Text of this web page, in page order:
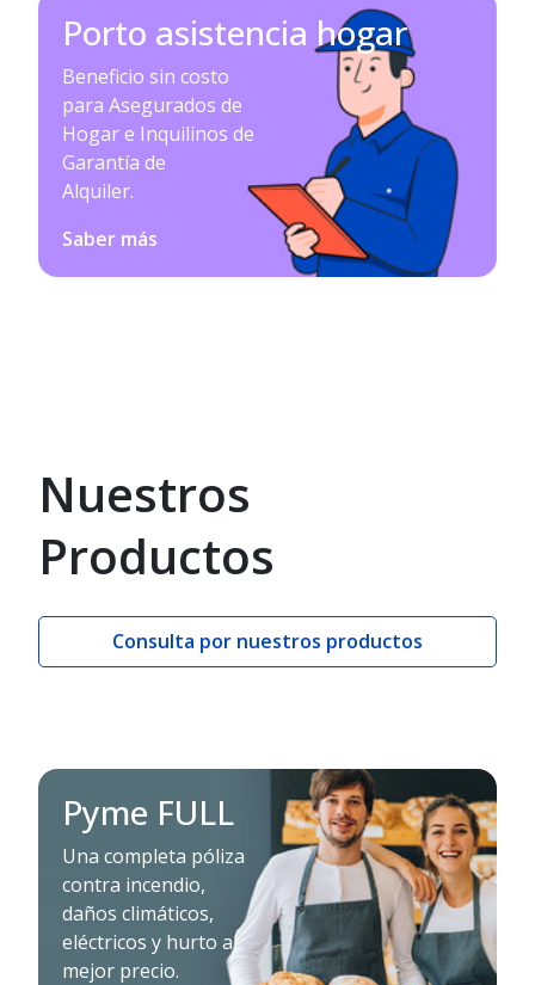
Porto asistencia hogar
Beneficio sin costo
para Asegurados de
Hogar e Inquilinos de
Garantía de
Alquiler.
Saber más
Nuestros
Productos
Consulta por nuestros productos
Pyme FULL
Una completa póliza
contra incendio,
daños climáticos,
eléctricos y hurto al
mejor precio.